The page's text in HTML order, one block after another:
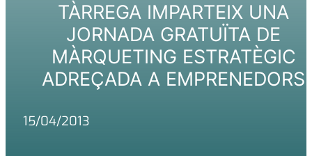
TÀRREGA IMPARTEIX UNA
JORNADA GRATUÏTA DE
MÀRQUETING ESTRATÈGIC
ADREÇADA A EMPRENEDORS
15/04/2013